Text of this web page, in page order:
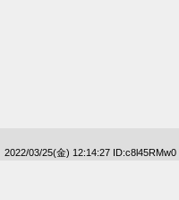
2022/03/25(金) 12:14:27 ID:c8l45RMw0